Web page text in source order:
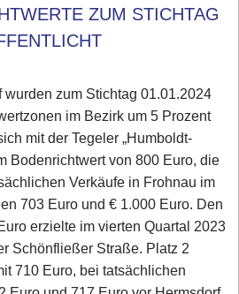
ZUM STICHTAG
zum Stichtag 01.01.2024
im Bezirk um 5 Prozent
mit der Tegeler „Humboldt-
Bodenrichtwert von 800 Euro, die
Verkäufe in Frohnau im
703 Euro und € 1.000 Euro. Den
erzielte im vierten Quartal 2023
Schönfließer Straße. Platz 2
710 Euro, bei tatsächlichen